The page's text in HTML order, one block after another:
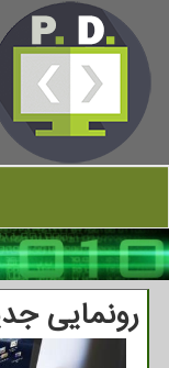
رونمایی